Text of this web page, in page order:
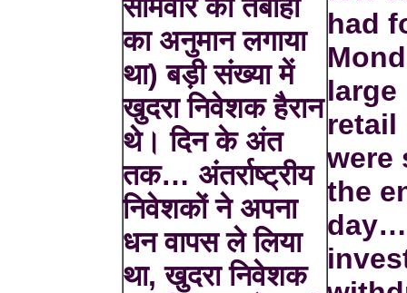
सोमवार की तबाही
का अनुमान लगाया
था) बड़ी संख्या में
खुदरा निवेशक हैरान
थे। दिन के अंत
तक… अंतर्राष्ट्रीय
निवेशकों ने अपना
धन वापस ले लिया
था, खुदरा निवेशक
had
large
retail
were
the